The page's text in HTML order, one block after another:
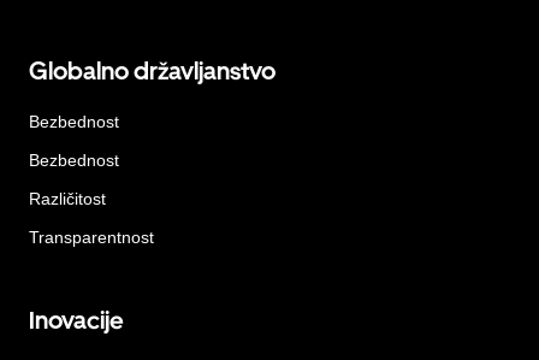
Globalno državljanstvo
Bezbednost
Bezbednost
Različitost
Transparentnost
Inovacije